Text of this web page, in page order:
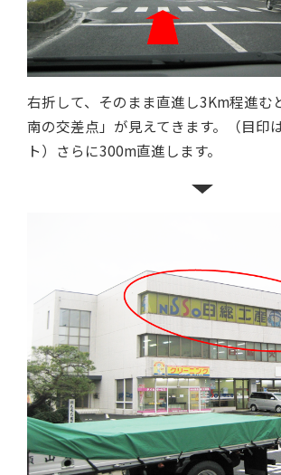
右折して、そのまま直進し3Km程進む
南の交差点」が見えてきます。（目印
ト）さらに300m直進します。